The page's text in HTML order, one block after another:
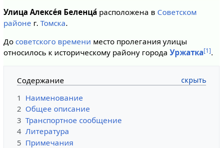
Улица Алексе́я Беленца́ расположена в Советском
районе г. Томска.
До советского времени место пролегания улицы
относилось к историческому району города Уржатка[1].
Содержание
1 Наименование
2 Общее описание
3 Транспортное сообщение
4 Литература
5 Примечания